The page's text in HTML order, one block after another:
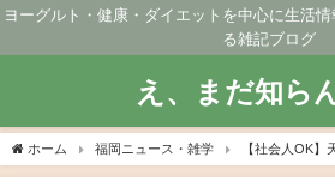
ヨーグルト・健康・ダイエットを中心に生活
る雑記ブログ
え、まだ知ら
ホーム 福岡ニュース・雑学
【社会人OK】
ース天神仕事基地に社会人の僕が1人で突入